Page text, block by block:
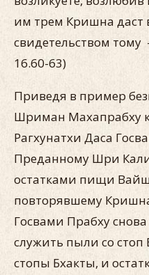
им трем Кришна даст
свидетельством тому
16.60-63)
Приведя в пример
Шриман Махапрабху
Рагхунатхи Даса
Преданному Шри
остатками пищи
повторявшему
Госвами Прабху
служить пыли со
стопы Бхакты, и